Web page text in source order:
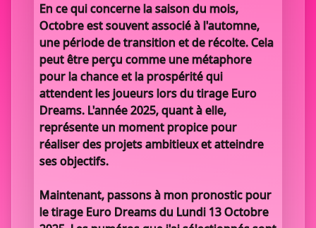
En ce qui concerne la saison du mois,
Octobre est souvent associé à l'automne,
une période de transition et de récolte. Cela
peut être perçu comme une métaphore
pour la chance et la prospérité qui
attendent les joueurs lors du tirage Euro
Dreams. L'année 2025, quant à elle,
représente un moment propice pour
réaliser des projets ambitieux et atteindre
ses objectifs.
Maintenant, passons à mon pronostic pour
le tirage Euro Dreams du Lundi 13 Octobre